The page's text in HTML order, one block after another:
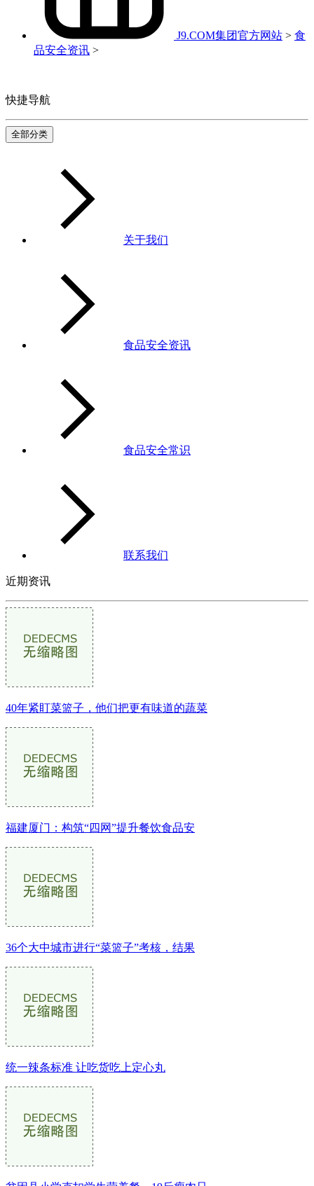
J9.COM集团官方网站 > 食
品安全资讯 >
快捷导航
全部分类
关于我们
食品安全资讯
食品安全常识
联系我们
近期资讯
40年紧盯菜篮子，他们把更有味道的蔬菜
福建厦门：构筑“四网”提升餐饮食品安
36个大中城市进行“菜篮子”考核，结果
统一辣条标准 让吃货吃上定心丸